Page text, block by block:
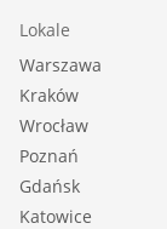
Lokale
Warszawa
Kraków
Wrocław
Poznań
Gdańsk
Katowice